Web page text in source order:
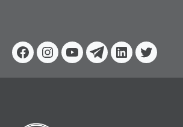
Facebook
Instagram
YoutubeTelegram
Linkedin
Twitter